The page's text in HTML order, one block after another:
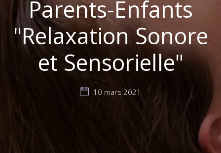
Parents-Enfants
"Relaxation Sonore
et Sensorielle"
10 mars 2021